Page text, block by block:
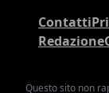
Contatti
Redazione
Questo sito non